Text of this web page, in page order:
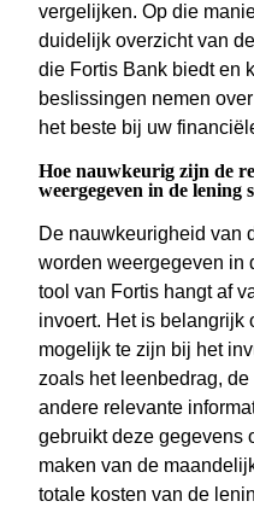
vergelijken. Op die
duidelijk overzicht van
die Fortis Bank biedt en
beslissingen nemen
het beste bij uw
Hoe nauwkeurig zijn de
weergegeven in de lening
De nauwkeurigheid van
worden weergegeven in
tool van Fortis hangt af
invoert. Het is belangrijk
mogelijk te zijn bij het
zoals het leenbedrag,
andere relevante
gebruikt deze gegevens
maken van de
totale kosten van de